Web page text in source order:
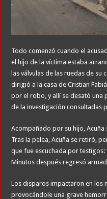
Todo comenzó cuando el
el hijo de la víctima estaba
las válvulas de las ruedas de su
dirigió a la casa de Cristian
por el robo, y allí se desató una
de la investigación consultadas
Acompañado por su hijo,
Tras la pelea, Acuña se retiró,
que fue escuchada por
Minutos después regresó
Los disparos impactaron en los
provocándole una grave